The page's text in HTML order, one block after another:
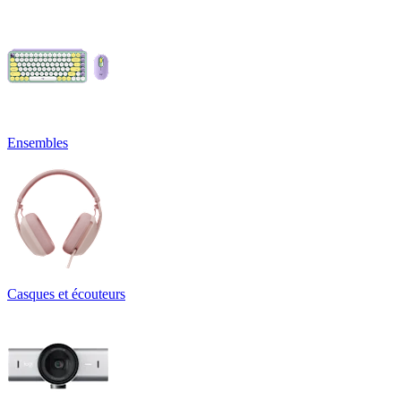
Ensembles
Casques et écouteurs